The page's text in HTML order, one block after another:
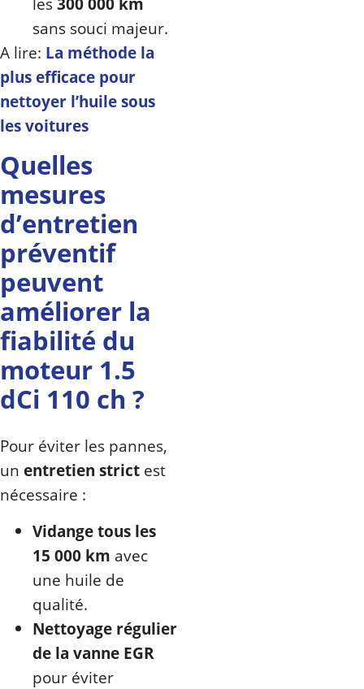
sans souci majeur.
A lire: La méthode la
plus efficace pour
nettoyer l’huile sous
les voitures
Quelles
mesures
d’entretien
préventif
peuvent
améliorer la
fiabilité du
moteur 1.5
dCi 110 ch ?
Pour éviter les pannes,
un entretien strict est
nécessaire :
Vidange tous les
15 000 km avec
une huile de
qualité.
Nettoyage régulier
de la vanne EGR
pour éviter